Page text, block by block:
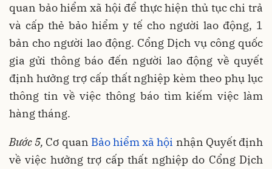
quan bảo hiểm xã hội để thực hiện thủ tục chi trả
và cấp thẻ bảo hiểm y tế cho người lao động, 1
bản cho người lao động. Cổng Dịch vụ công quốc
gia gửi thông báo đến người lao động về quyết
định hưởng trợ cấp thất nghiệp kèm theo phụ lục
thông tin về việc thông báo tìm kiếm việc làm
hàng tháng.
Bước 5, Cơ quan Bảo hiểm xã hội nhận Quyết định
về việc hưởng trợ cấp thất nghiệp do Cổng Dịch